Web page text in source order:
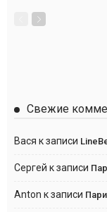
Свежие
Вася к записи
Сергей к записи
Anton к записи